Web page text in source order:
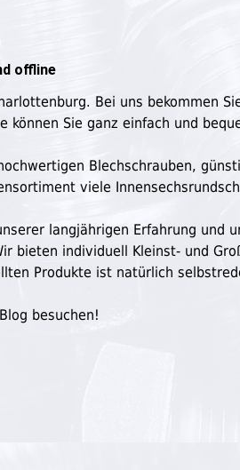
offline
Bei uns bekommen
Sie ganz einfach und
Blechschrauben,
viele
langjährigen Erfahrung und
bieten individuell Kleinst- und
Produkte ist natürlich
besuchen!